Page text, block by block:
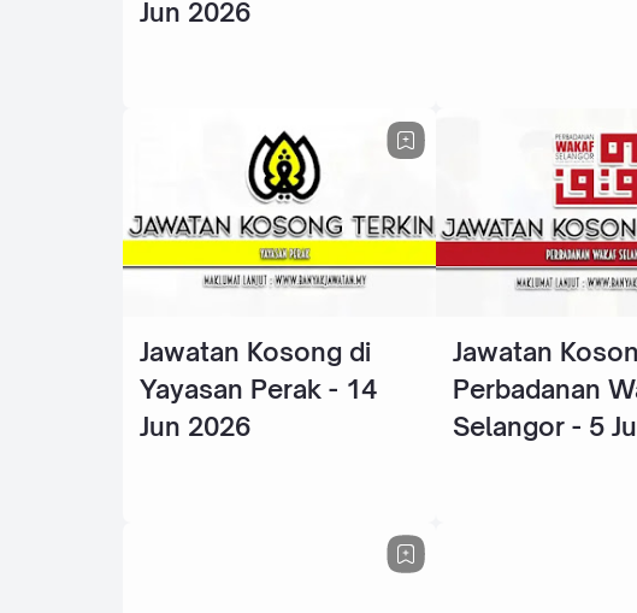
Jun 2026
Jawatan Kosong di
Yayasan Perak - 14
Jun 2026
Jawatan
Perbadanan
Selangor - 5